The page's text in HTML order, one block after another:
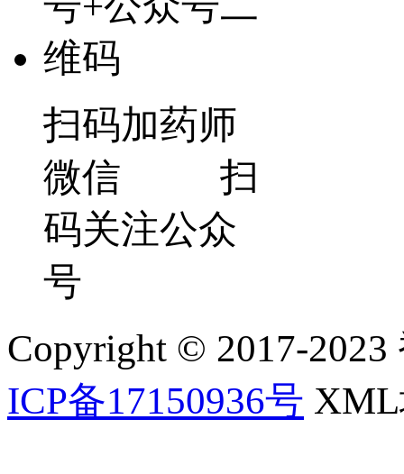
扫码加药师
微信 扫
码关注公众
号
Copyright © 2017-2023
ICP备17150936号